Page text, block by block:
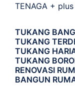
TENAGA + plus
TUKANG
TUKANG
TUKANG
TUKANG
RENOVASI
BANGUN